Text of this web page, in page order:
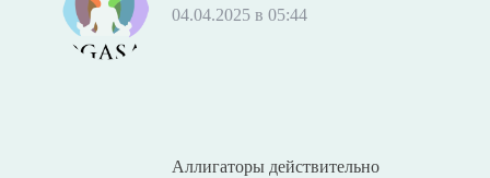
04.04.2025 в 05:44
Аллигаторы действительно